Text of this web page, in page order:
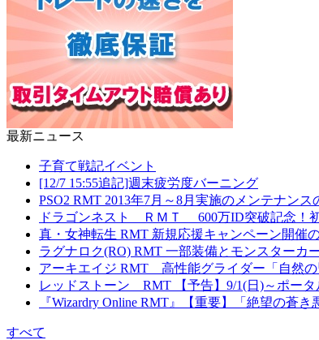
最新ニュース
子育て戦記イベント
[12/7 15:55追記]週末疲労度バーニング
PSO2 RMT 2013年7月～8月実施のメンテナン
ドラゴンネスト ＲＭＴ 600万ID突破記念！
真・女神転生 RMT 新規応援キャンペーン開催
ラグナロク(RO) RMT 一部装備とモンスターカ
アーキエイジ RMT 高性能グライダー「自然
レッドストーン RMT 【予告】9/1(日)～ポータ
『Wizardry Online RMT』【重要】「絶望の蒼
すべて